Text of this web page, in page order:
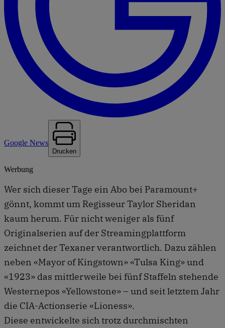
Google News
Drucken
Werbung
Wer sich dieser Tage ein Abo bei Paramount+
gönnt, kommt um Regisseur Taylor Sheridan
kaum herum. Für nicht weniger als fünf
Originalserien auf der Streamingplattform
zeichnet der Texaner verantwortlich. Dazu zählen
neben «Mayor of Kingstown» «Tulsa King» und
«1923» das mittlerweile bei fünf Staffeln stehende
Westernepos «Yellowstone» – und seit letztem Jahr
die CIA-Actionserie «Lioness».
Diese entwickelte sich trotz durchmischten